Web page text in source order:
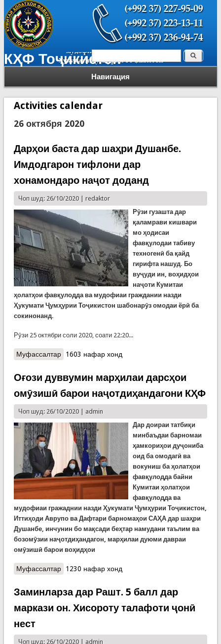
КҲФ Тоҷикистон
Навигация
Форма поиска Поиск
Activities calendar
26 октября 2020
Дарҳои баста дар шаҳри Душанбе.
Имдодгарон тифлони дар
хонамондаро наҷот доданд
Чоп шуд: 26/10/2020 | redaktor
Рӯзи гузашта дар
қаламрави кишвари
мо ҳодисаи
фавқулодаи табиву
техногенӣ ба қайд
гирифта нашуд. Бо
вуҷуди ин, воҳидҳои
наҷоти Кумитаи
ҳолатҳои фавқулодда ва мудофиаи граждании назди
Ҳукумати Ҷумҳурии Тоҷикистон шабонарӯз омодаи ёрӣ ба
сокинонанд.
Рӯзи 25 октябри соли 2020, соати 22:20...
Муфассалтаро Дарҳои баста дар шаҳри Душанбе.
доданд
1603 нафар хонд
Оғози дуввумин марҳилаи дарсҳои
омӯзишӣ барои наҷотдиҳандагони КҲФ
Чоп шуд: 26/10/2020 | admin
Дар доираи татбиқи
минбаъдаи барномаи
ҳамкориҳои дуҷониба
оид ба омодагӣ ва
вокуниш ба ҳолатҳои
фавқулодда байни
Кумитаи ҳолатҳои
фавқулодда ва
мудофиаи гражаднии назди Ҳукумати Ҷумҳурии Тоҷикистон,
Иттиҳоди Аврупо ва Дафтари барномаҳои САҲА дар шаҳри
Душанбе, инчунин бо мақсади беҳтар намудани таълим ва
бозомӯзии наҷотдиҳандагон, марҳилаи дуюми давраи
омӯзишӣ барои воҳидҳои
Муфассалтаро Оғози дуввумин марҳилаи дарсҳои омӯзишӣ
1230 нафар хонд
Заминларза дар Рашт. 5 балл дар
маркази он. Хисороту талафоти ҷонӣ
нест
Чоп шуд: 26/10/2020 | admin